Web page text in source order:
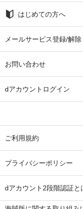
はじめての方へ
メールサービス登録/解除
お問い合わせ
dアカウントログイン
ご利用規約
プライバシーポリシー
dアカウント2段階認証と